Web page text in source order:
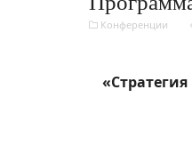
Конференции